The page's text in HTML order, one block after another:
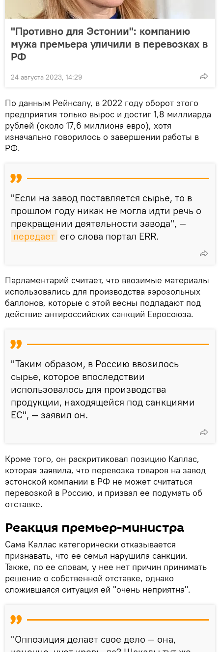
"Противно для Эстонии": компанию
мужа премьера уличили в перевозках в
РФ
24 августа 2023, 14:29
По данным Рейнсалу, в 2022 году оборот этого
предприятия только вырос и достиг 1,8 миллиарда
рублей (около 17,6 миллиона евро), хотя
изначально говорилось о завершении работы в
РФ.
"Если на завод поставляется сырье, то в
прошлом году никак не могла идти речь о
прекращении деятельности завода", —
передает его слова портал ERR.
Парламентарий считает, что ввозимые материалы
использовались для производства аэрозольных
баллонов, которые с этой весны подпадают под
действие антироссийских санкций Евросоюза.
"Таким образом, в Россию ввозилось
сырье, которое впоследствии
использовалось для производства
продукции, находящейся под санкциями
ЕС", — заявил он.
Кроме того, он раскритиковал позицию Каллас,
которая заявила, что перевозка товаров на завод
эстонской компании в РФ не может считаться
перевозкой в Россию, и призвал ее подумать об
отставке.
Реакция премьер-министра
Сама Каллас категорически отказывается
признавать, что ее семья нарушила санкции.
Также, по ее словам, у нее нет причин принимать
решение о собственной отставке, однако
сложившаяся ситуация ей "очень неприятна".
"Оппозиция делает свое дело — она,